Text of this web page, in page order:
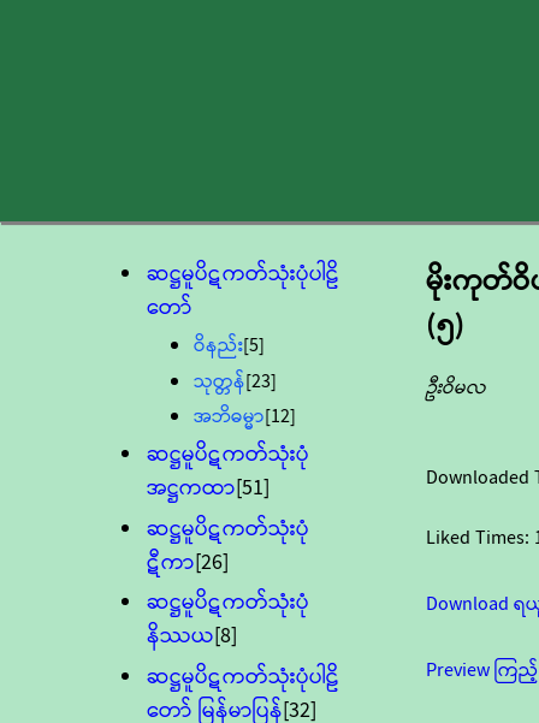
ဆဋ္ဌမူပိဋကတ်သုံးပုံပါဠိ
တော်
ဝိနည်း[5]
သုတ္တန်[23]
အဘိဓမ္မာ[12]
ဆဋ္ဌမူပိဋကတ်သုံးပုံ
အဋ္ဌကထာ[51]
ဆဋ္ဌမူပိဋကတ်သုံးပုံ
ဋီကာ[26]
ဆဋ္ဌမူပိဋကတ်သုံးပုံ
နိဿယ[8]
ဆဋ္ဌမူပိဋကတ်သုံးပုံပါဠိ
တော် မြန်မာပြန်[32]
မိုးကုတ်ဝိ
(၅)
ဦးဝိမလ
Downloaded
Liked Times:
Download
Preview ကြ